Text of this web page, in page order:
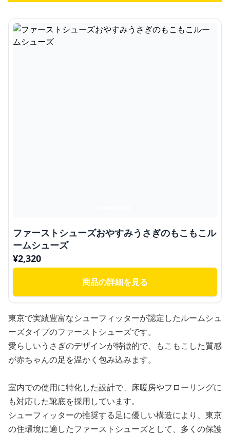
ファーストシューズおやすみうさぎのもこもこル
ームシューズ
¥2,320
商品の詳細を見る
東京で実績豊富なシューフィッターが認定したルームシュ
ーズタイプのファーストシューズです。
愛らしいうさぎのデザインが特徴的で、もこもこした質感
が赤ちゃんの足を温かく包み込みます。
室内での使用に特化した設計で、床暖房やフローリングに
も対応した靴底を採用しています。
シューフィッターの推奨する足に優しい構造により、東京
の住環境に適したファーストシューズとして、多くの保護